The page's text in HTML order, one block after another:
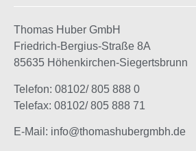
Thomas Huber GmbH
Friedrich-Bergius-Straße 8A
85635 Höhenkirchen-Siegertsbrunn
Telefon: 08102/ 805 888 0
Telefax: 08102/ 805 888 71
E-Mail: info@thomashubergmbh.de